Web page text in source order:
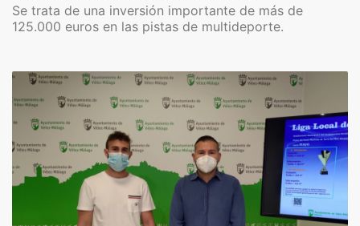
Se trata de una inversión importante de más de
125.000 euros en las pistas de multideporte.